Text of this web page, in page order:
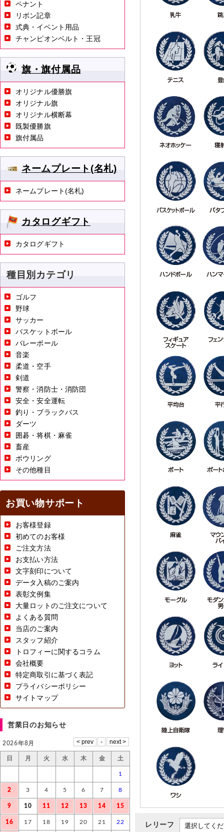
レリーフ
ペナント
リボン記章
式典・イベント用品
チャンピオンベルト・王冠
旗・旗付属品
オリジナル優勝旗
オリジナル旗
オリジナル横断幕
既製優勝旗
旗付属品
ネームプレート(名札)
ネームプレート(名札)
カタログギフト
カタログギフト
種目別カテゴリ
ゴルフ
野球
サッカー
バスケットボール
バレーボール
音楽
柔道・空手
剣道
警察・消防士・消防団
安全・安全運転
釣り・ブラックバス
ダーツ
囲碁・将棋・麻雀
畜産
ボウリング
その他種目
お買い物サポート
お客様登録
初めてのお客様
ご注文方法
お支払い方法
文字刻印について
データ入稿のご案内
表彰文例集
大量ロットのご注文について
よくある質問
当店のご案内
スタッフ紹介
トロフィーに関するコラム
会社概要
特定商取引に基づく表記
プライバシーポリシー
サイトマップ
営業日のお知らせ
2026年8月
日 月 火 水 木 金 土
1
2 3 4 5 6 7 8
9 10 11 12 13 14 15
16 17 18 19 20 21 22